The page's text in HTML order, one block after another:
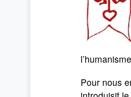
Pour nous